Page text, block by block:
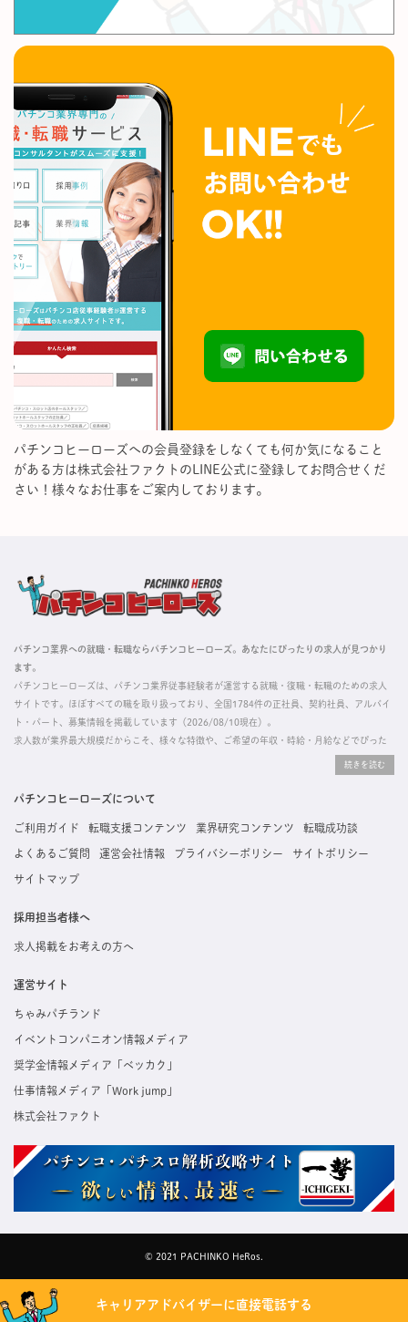
パチンコヒーローズへの会員登録をしなくても何か気になること
がある方は株式会社ファクトのLINE公式に登録してお問合せくだ
さい！様々なお仕事をご案内しております。
パチンコ業界への就職・転職ならパチンコヒーローズ。あなたにぴったりの求人が見つかり
ます。
パチンコヒーローズは、パチンコ業界従事経験者が運営する就職・復職・転職のための求人
サイトです。ほぼすべての職を取り扱っており、全国1784件の正社員、契約社員、アルバイ
ト・パート、募集情報を掲載しています（2026/08/10現在）。
求人数が業界最大規模だからこそ、様々な特徴や、ご希望の年収・時給・月給などでぴった
掲載している求人は、すべて契約法人様から寄せられた正規の求人情報です。応募いただい
た内容はすぐに直接事業所に届くためスムーズに転職・復職できます。
パチンコヒーローズについて
ご利用ガイド 転職支援コンテンツ 業界研究コンテンツ 転職成功談
よくあるご質問 運営会社情報 プライバシーポリシー サイトポリシー
サイトマップ
採用担当者様へ
求人掲載をお考えの方へ
運営サイト
ちゃみパチランド
イベントコンパニオン情報メディア
奨学金情報メディア「ベッカク」
仕事情報メディア「Work jump」
株式会社ファクト
© 2021 PACHINKO HeRos.
キャリアアドバイザーに直接電話する